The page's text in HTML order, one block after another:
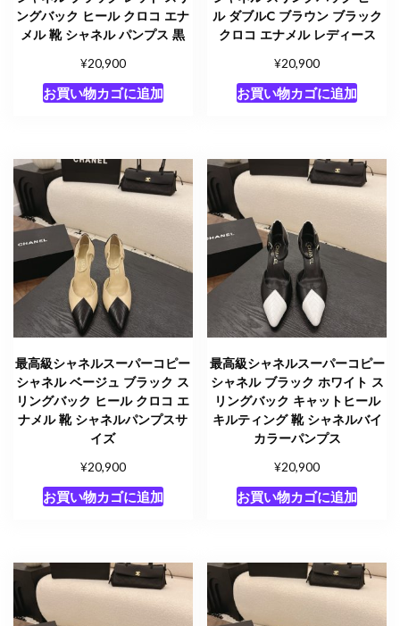
ングバック ヒール クロコ エナ
メル 靴 シャネル パンプス 黒
¥20,900
お買い物カゴに追加
ル ダブルC ブラウン ブラック
クロコ エナメル レディース
¥20,900
お買い物カゴに追加
最高級シャネルスーパーコピー
シャネル ベージュ ブラック ス
リングバック ヒール クロコ エ
ナメル 靴 シャネルパンプスサ
イズ
¥20,900
お買い物カゴに追加
最高級シャネルスーパーコピー
シャネル ブラック ホワイト ス
リングバック キャットヒール
キルティング 靴 シャネルバイ
カラーパンプス
¥20,900
お買い物カゴに追加